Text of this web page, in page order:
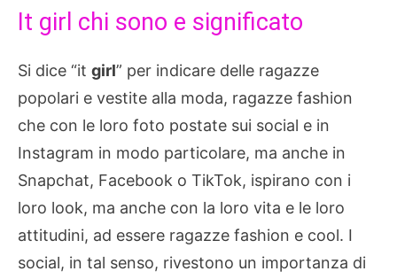
It girl chi sono e significato
Si dice “it girl” per indicare delle ragazze
popolari e vestite alla moda, ragazze fashion
che con le loro foto postate sui social e in
Instagram in modo particolare, ma anche in
Snapchat, Facebook o TikTok, ispirano con i
loro look, ma anche con la loro vita e le loro
attitudini, ad essere ragazze fashion e cool. I
social, in tal senso, rivestono un importanza di